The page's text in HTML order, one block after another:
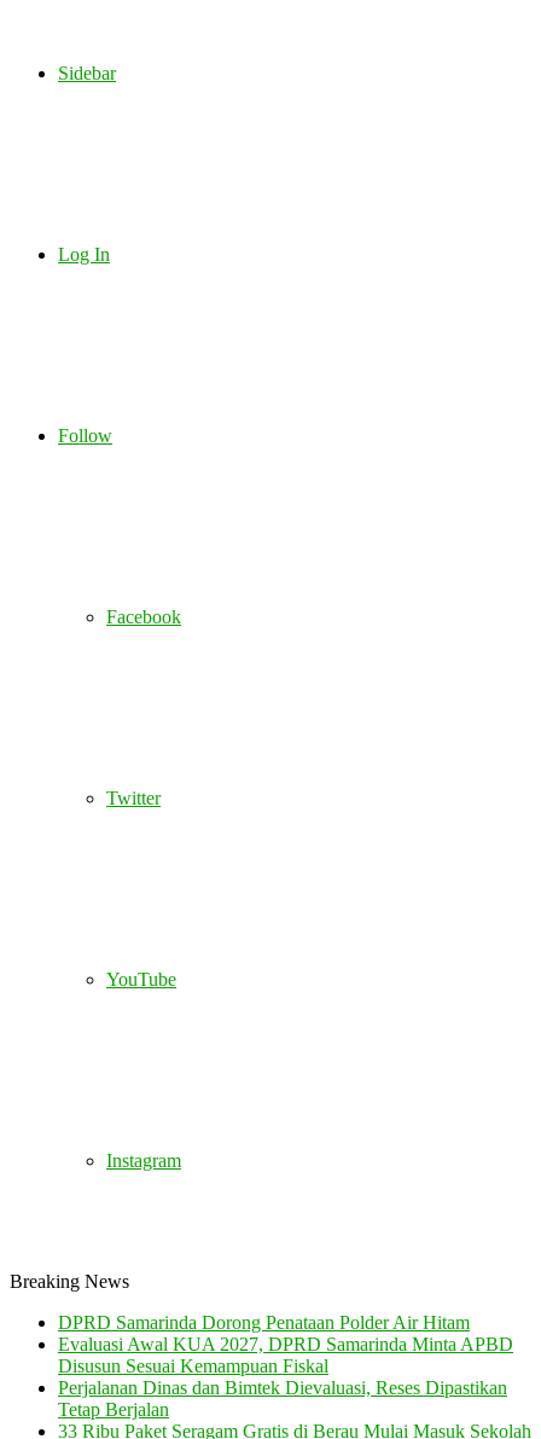
Sidebar
Log In
Follow
Facebook
Twitter
YouTube
Instagram
Breaking News
DPRD Samarinda Dorong Penataan Polder Air Hitam
Evaluasi Awal KUA 2027, DPRD Samarinda Minta APBD
Disusun Sesuai Kemampuan Fiskal
Perjalanan Dinas dan Bimtek Dievaluasi, Reses Dipastikan
Tetap Berjalan
33 Ribu Paket Seragam Gratis di Berau Mulai Masuk Sekolah